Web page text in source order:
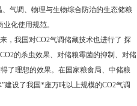
气调、物理与生物综合防治的生态储粮
化使用规范。
，我国对CO2气调储藏技术也进行了 探
的杀虫效果、对储粮霉菌的抑制、对储
了理想的效果。在国家粮食局、中储粮
建设了我国*座万吨以上规模的CO2气调